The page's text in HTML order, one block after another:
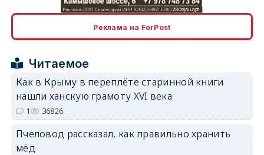
Реклама на ForPost
Читаемое
Как в Крыму в переплёте старинной книги
нашли ханскую грамоту XVI века
1 36826
Пчеловод рассказал, как правильно хранить
мёд